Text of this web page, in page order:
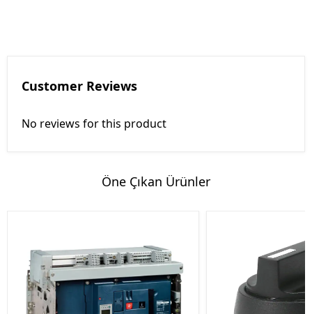
Customer Reviews
No reviews for this product
Öne Çıkan Ürünler